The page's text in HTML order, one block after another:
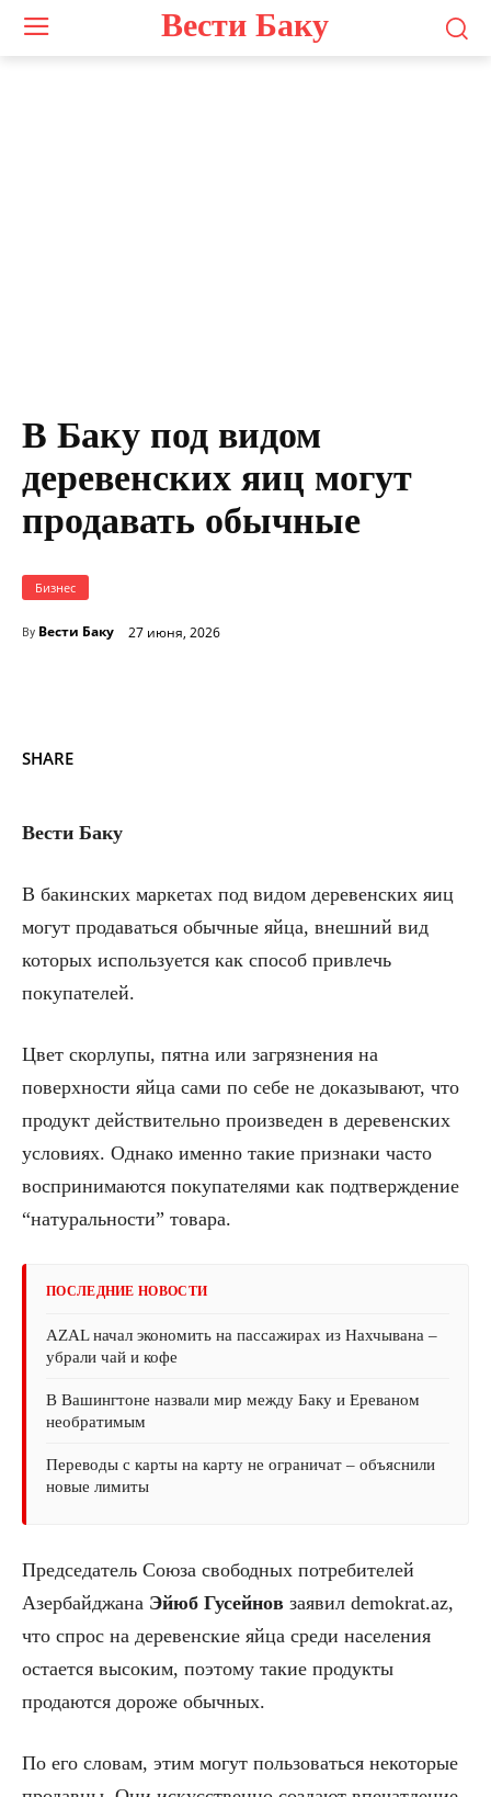
Вести Баку
В Баку под видом
деревенских яиц могут
продавать обычные
Бизнес
By Вести Баку 27 июня, 2026
SHARE
Вести Баку
В бакинских маркетах под видом деревенских яиц
могут продаваться обычные яйца, внешний вид
которых используется как способ привлечь
покупателей.
Цвет скорлупы, пятна или загрязнения на
поверхности яйца сами по себе не доказывают, что
продукт действительно произведен в деревенских
условиях. Однако именно такие признаки часто
воспринимаются покупателями как подтверждение
“натуральности” товара.
ПОСЛЕДНИЕ НОВОСТИ
AZAL начал экономить на пассажирах из Нахчывана –
убрали чай и кофе
В Вашингтоне назвали мир между Баку и Ереваном
необратимым
Переводы с карты на карту не ограничат – объяснили
новые лимиты
Председатель Союза свободных потребителей
Азербайджана Эйюб Гусейнов заявил demokrat.az,
что спрос на деревенские яйца среди населения
остается высоким, поэтому такие продукты
продаются дороже обычных.
По его словам, этим могут пользоваться некоторые